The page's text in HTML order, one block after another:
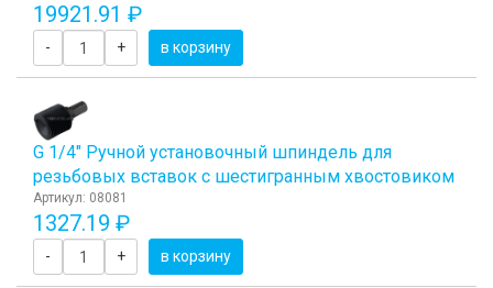
19921.91 ₽
- + в корзину
G 1/4" Ручной установочный шпиндель для
резьбовых вставок с шестигранным хвостовиком
Артикул: 08081
1327.19 ₽
- + в корзину